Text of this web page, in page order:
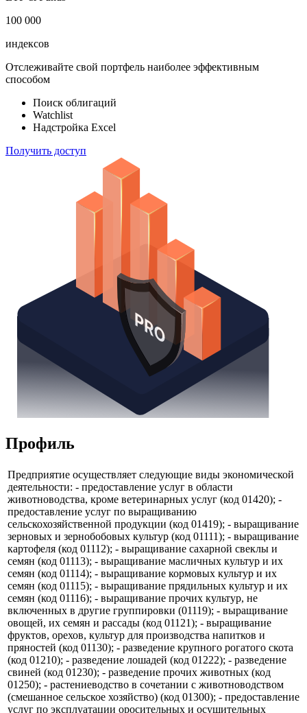
183 824
ETF & Funds
100 000
Отслеживайте свой портфель наиболее эффективным
способом
Поиск облигаций
Надстройка Excel
Получить доступ
Профиль
Предприятие осуществляет следующие виды экономической
деятельности: - предоставление услуг в области
животноводства, кроме ветеринарных услуг (код 01420); -
предоставление услуг по выращиванию
сельскохозяйственной продукции (код 01419); - выращивание
зерновых и зернобобовых культур (код 01111); - выращивание
картофеля (код 01112); - выращивание сахарной свеклы и
семян (код 01113); - выращивание масличных культур и их
семян (код 01114); - выращивание кормовых культур и их
семян (код 01115); - выращивание прядильных культур и их
семян (код 01116); - выращивание прочих культур, не
включенных в другие группировки (01119); - выращивание
овощей, их семян и рассады (код 01121); - выращивание
фруктов, орехов, культур для производства напитков и
пряностей (код 01130); - разведение крупного рогатого скота
(код 01210); - разведение лошадей (код 01222); - разведение